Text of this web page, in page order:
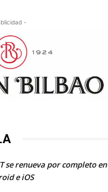
-
se renueva por completo en
e iOS